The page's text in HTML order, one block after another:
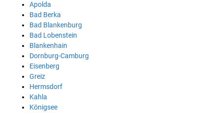
Apolda
Bad Berka
Bad Blankenburg
Bad Lobenstein
Blankenhain
Dornburg-Camburg
Eisenberg
Greiz
Hermsdorf
Kahla
Königsee